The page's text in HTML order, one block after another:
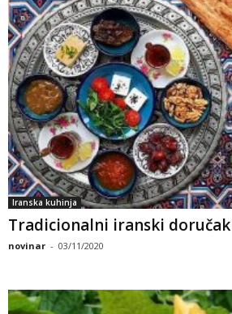
Iranska kuhinja
Tradicionalni iranski doručak
novinar - 03/11/2020